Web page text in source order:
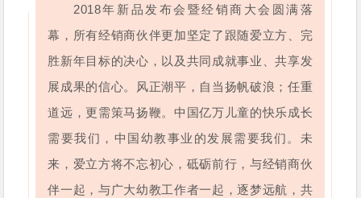
2018年新品发布会暨经销商大会圆满落
幕， 所有经销商伙伴更加坚定了跟随爱立方、完
胜新年目标的决心，以及共同成就事业、共享发
展成果的信心。
风正潮平，自当扬帆破浪；任重
道远，更需策马扬鞭。中国亿万儿童的快乐成长
需要我们，中国幼教事业的发展需要我们。未
来，爱立方将不忘初心，砥砺前行，与经销商伙
伴一起，与广大幼教工作者一起，逐梦远航，共